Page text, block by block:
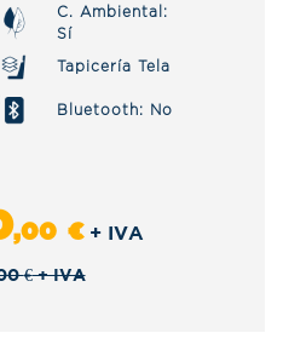
C. Ambiental:
Sí
Tapicería Tela
Bluetooth: No
,00 €+ IVA
€+ IVA